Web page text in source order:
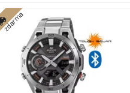
zdarma